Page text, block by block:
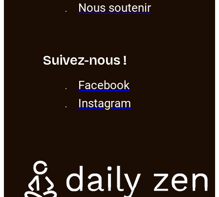
Nous soutenir
Suivez-nous !
Facebook
Instagram